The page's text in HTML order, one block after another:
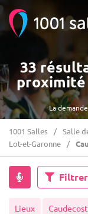
La
33
proximité
1001 Salles Salle
Lot-et-Garonne
Filtrer
Lieux